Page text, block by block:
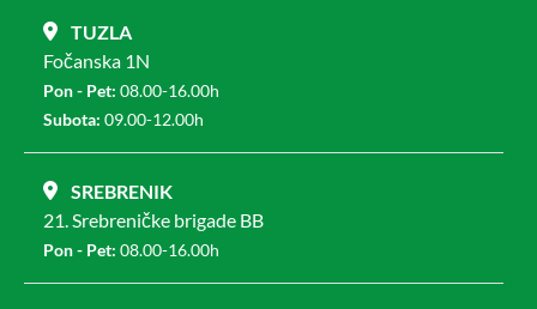
TUZLA
Fočanska 1N
Pon - Pet: 08.00-16.00h
Subota: 09.00-12.00h
SREBRENIK
21. Srebreničke brigade BB
Pon - Pet: 08.00-16.00h